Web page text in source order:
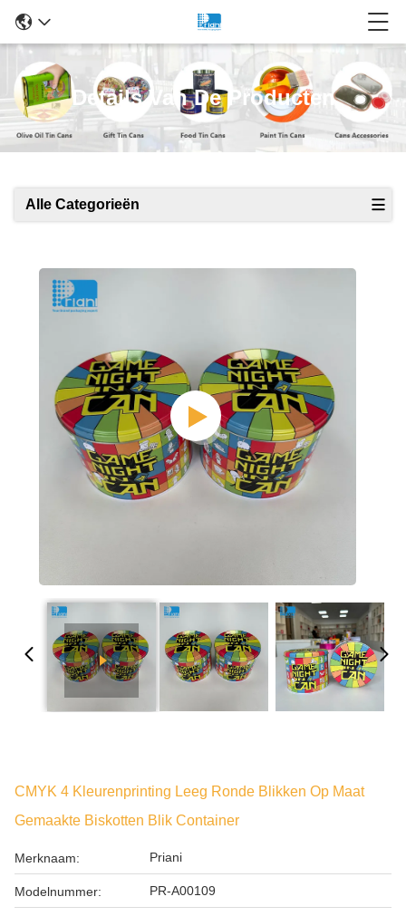
Details Van De Producten
Alle Categorieën
CMYK 4 Kleurenprinting Leeg Ronde Blikken Op Maat
Gemaakte Biskotten Blik Container
Merknaam: Priani
Modelnummer: PR-A00109